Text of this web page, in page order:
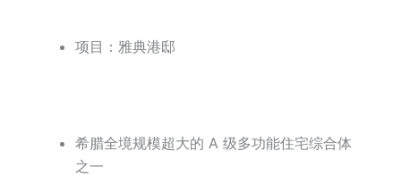
项目：雅典港邸
希腊全境规模超大的 A 级多功能住宅综合体
之一